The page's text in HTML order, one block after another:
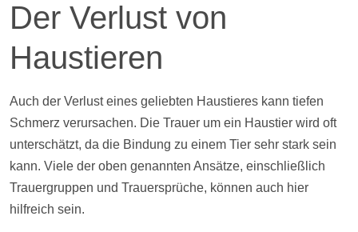
Der Verlust von
Haustieren
Auch der Verlust eines geliebten Haustieres kann tiefen
Schmerz verursachen. Die Trauer um ein Haustier wird oft
unterschätzt, da die Bindung zu einem Tier sehr stark sein
kann. Viele der oben genannten Ansätze, einschließlich
Trauergruppen und Trauersprüche, können auch hier
hilfreich sein.